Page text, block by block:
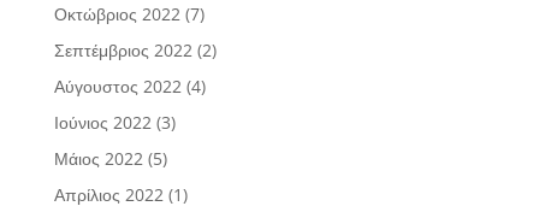
Οκτώβριος 2022 (7)
Σεπτέμβριος 2022 (2)
Αύγουστος 2022 (4)
Ιούνιος 2022 (3)
Μάιος 2022 (5)
Απρίλιος 2022 (1)